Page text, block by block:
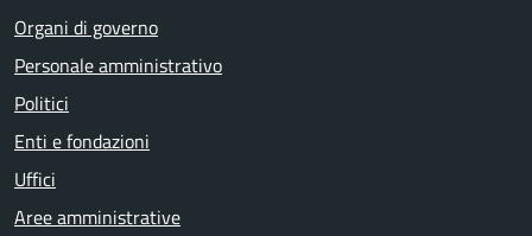
Organi di governo
Personale amministrativo
Politici
Enti e fondazioni
Uffici
Aree amministrative